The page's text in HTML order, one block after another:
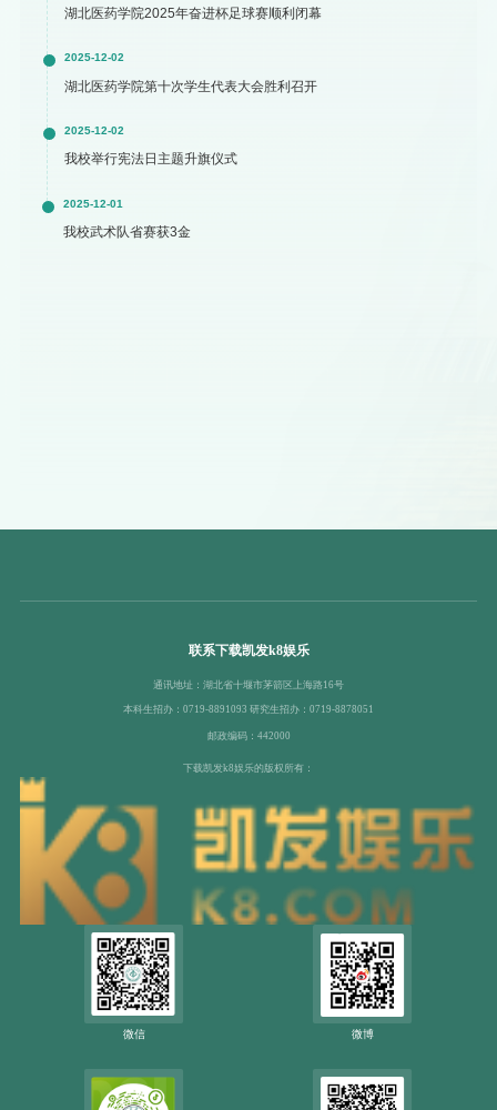
湖北医药学院2025年奋进杯足球赛顺利闭幕
2025-12-02
湖北医药学院第十次学生代表大会胜利召开
2025-12-02
我校举行宪法日主题升旗仪式
2025-12-01
我校武术队省赛获3金
联系下载凯发k8娱乐
通讯地址：湖北省十堰市茅箭区上海路16号
本科生招办：0719-8891093 研究生招办：0719-8878051
邮政编码：442000
下载凯发k8娱乐的版权所有：
微信 微博